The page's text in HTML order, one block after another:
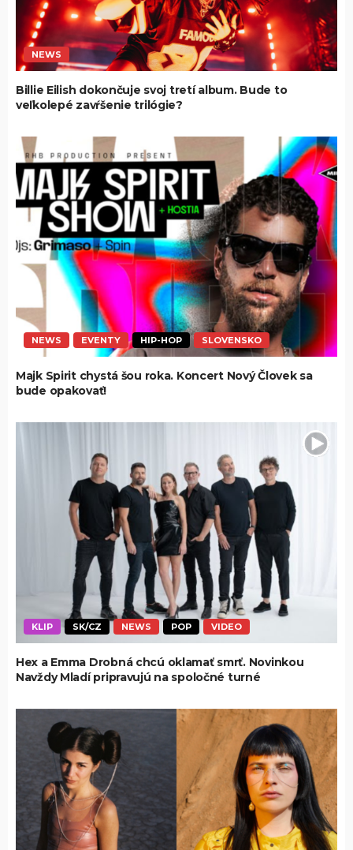
NEWS
Billie Eilish dokončuje svoj tretí album. Bude to
veľkolepé zavŕšenie trilógie?
NEWS EVENTY HIP-HOP SLOVENSKO
Majk Spirit chystá šou roka. Koncert Nový Človek sa
bude opakovať!
KLIP SK/CZ NEWS POP VIDEO
Hex a Emma Drobná chcú oklamať smrť. Novinkou
Navždy Mladí pripravujú na spoločné turné